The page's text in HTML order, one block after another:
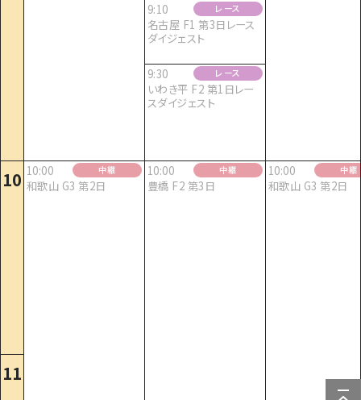
10
11
10:00 中継
和歌山 G3 第2日
9:10 レース
名古屋 F1 第3日レース
ダイジェスト
9:30 レース
いわき平 F2 第1日レー
スダイジェスト
10:00 中継
豊橋 F2 第3日
10:00 中継
和歌山 G3 第2日